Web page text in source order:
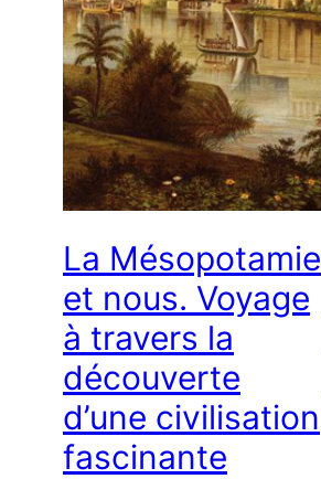
La Mésopotamie
et nous. Voyage
à travers la
découverte
d’une civilisation
fascinante